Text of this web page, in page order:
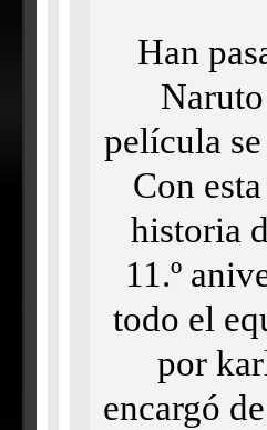
Han
película
Con
historia
11.º
todo el
por
encargó